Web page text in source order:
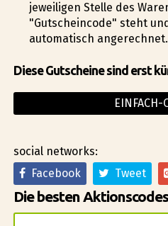
jeweiligen Stelle des
"Gutscheincode" steht
automatisch angerechnet.
Diese Gutscheine sind erst
EINFACH-
social networks:
Facebook
Tweet
Die besten Aktionscodes